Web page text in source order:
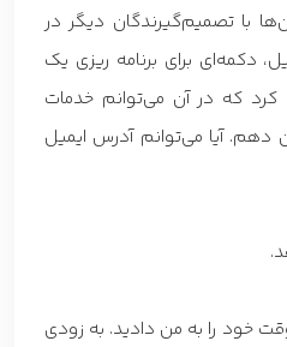
با تصمیم‌گیرندگان دیگر در
دکمه‌ای برای برنامه ریزی یک
کرد که در آن می‌توانم خدمات
دهم. آیا می‌توانم آدرس ایمیل
خود را به من دادید. به زودی